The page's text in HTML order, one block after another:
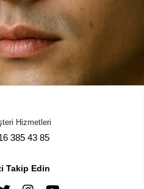
Hizmetleri
385 43 85
Takip Edin